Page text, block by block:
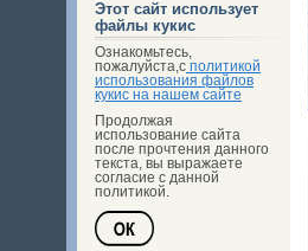
Этот сайт использует
файлы кукис
Ознакомьтесь,
пожалуйста,с политикой
использования файлов
кукис на нашем сайте
Продолжая
использование сайта
после прочтения данного
текста, вы выражаете
согласие с данной
политикой.